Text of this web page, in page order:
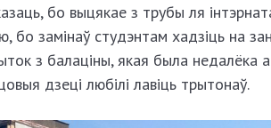
бо выцякае з трубы ля
бо замінаў студэнтам хадзіць на
з балаціны, якая была
дзеці любілі лавіць трытонаў.